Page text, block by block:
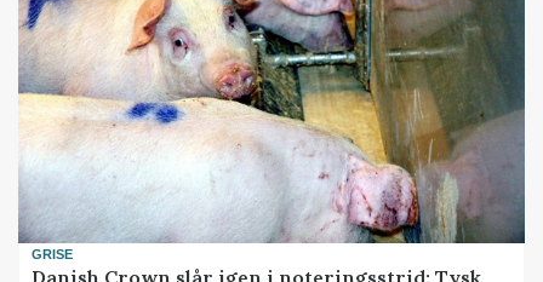
GRISE
Danish Crown slår igen i noteringsstrid: Tysk